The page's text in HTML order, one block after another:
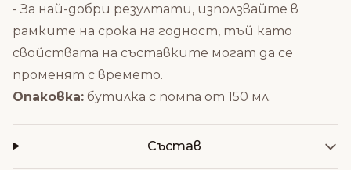
- За най-добри резултати, използвайте в
рамките на срока на годност, тъй като
свойствата на съставките могат да се
променят с времето.
Опаковка: бутилка с помпа от 150 мл.
Състав